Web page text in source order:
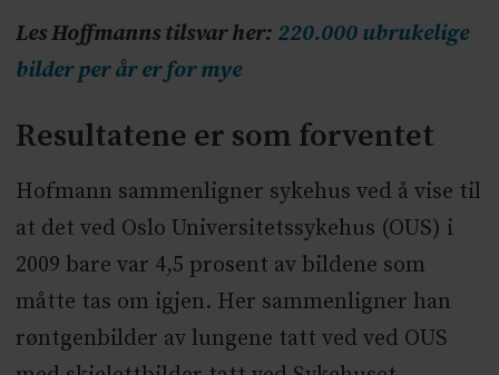
Les Hoffmanns tilsvar her: 220.000 ubrukelige
bilder per år er for mye
Resultatene er som forventet
Hofmann sammenligner sykehus ved å vise til
at det ved Oslo Universitetssykehus (OUS) i
2009 bare var 4,5 prosent av bildene som
måtte tas om igjen. Her sammenligner han
røntgenbilder av lungene tatt ved ved OUS